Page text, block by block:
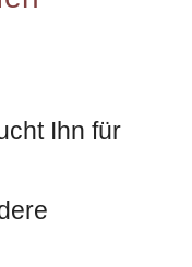
Ihn für